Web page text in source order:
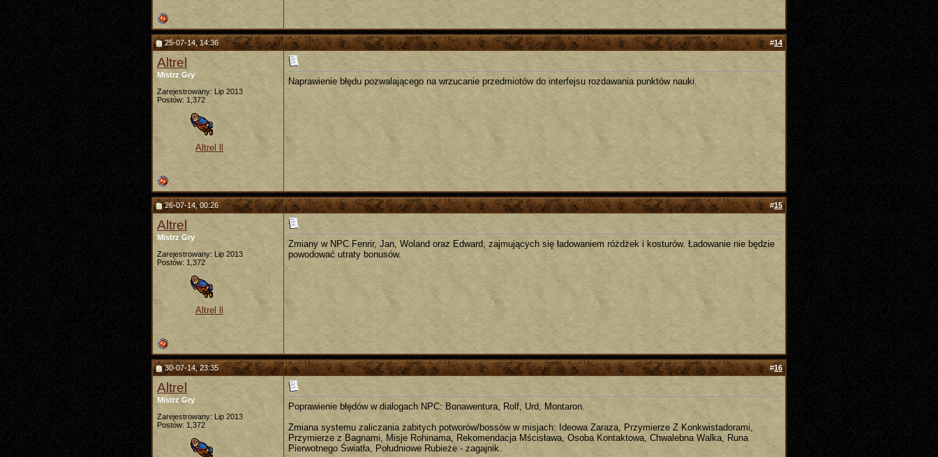
25-07-14, 14:36 #14
Altrel
Mistrz Gry
Zarejestrowany: Lip 2013
Postów: 1,372
Altrel ll
Naprawienie błędu pozwalającego na wrzucanie przedmiotów do interfejsu rozdawania punktów nauki.
26-07-14, 00:26 #15
Altrel
Mistrz Gry
Zarejestrowany: Lip 2013
Postów: 1,372
Altrel ll
Zmiany w NPC Fenrir, Jan, Woland oraz Edward, zajmujących się ładowaniem różdżek i kosturów. Ładowanie nie będzie
powodować utraty bonusów.
30-07-14, 23:35 #16
Altrel
Mistrz Gry
Zarejestrowany: Lip 2013
Postów: 1,372
Poprawienie błędów w dialogach NPC: Bonawentura, Rolf, Urd, Montaron.
Zmiana systemu zaliczania zabitych potworów/bossów w misjach: Ideowa Zaraza, Przymierze Z Konkwistadorami,
Przymierze z Bagnami, Misje Rohinama, Rekomendacja Mścisława, Osoba Kontaktowa, Chwalebna Walka, Runa
Pierwotnego Światła, Południowe Rubieże - zagajnik.